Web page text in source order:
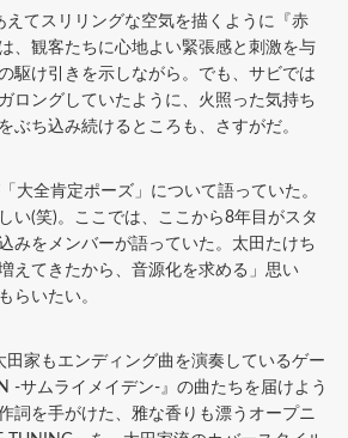
えてスリリングな空気を描くように『赤
、観客たちに心地よい緊張感と刺激を与
駆け引きを示しながら。でも、サビでは
ロングしていたように、火照った気持ち
ぶち込み続けるところも、さすがだ。
大全肯定ポーズ」について語っていた。
い(笑)。ここでは、ここから8年目がスタ
みをメンバーが語っていた。太田たけち
えてきたから、音源化を求める」思い
らいたい。
家もエンディング曲を演奏しているゲー
-サムライメイデン-』の曲たちを届けよう
詞を手がけた、雅な香りも漂うオープニ